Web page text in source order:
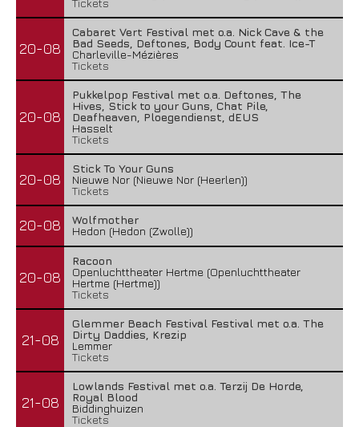
Tickets
20-08
Cabaret Vert Festival met o.a. Nick Cave & the
Bad Seeds, Deftones, Body Count feat. Ice-T
Charleville-Mézières
Tickets
20-08
Pukkelpop Festival met o.a. Deftones, The
Hives, Stick to your Guns, Chat Pile,
Deafheaven, Ploegendienst, dEUS
Hasselt
Tickets
20-08
Stick To Your Guns
Nieuwe Nor (Nieuwe Nor (Heerlen))
Tickets
20-08
Wolfmother
Hedon (Hedon (Zwolle))
20-08
Racoon
Openluchttheater Hertme (Openluchttheater
Hertme (Hertme))
Tickets
21-08
Glemmer Beach Festival Festival met o.a. The
Dirty Daddies, Krezip
Lemmer
Tickets
21-08
Lowlands Festival met o.a. Terzij De Horde,
Royal Blood
Biddinghuizen
Tickets